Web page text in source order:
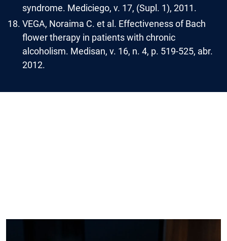
syndrome. Mediciego, v. 17, (Supl. 1), 2011.
VEGA, Noraima C. et al. Effectiveness of Bach
flower therapy in patients with chronic
alcoholism. Medisan, v. 16, n. 4, p. 519-525, abr.
2012.
Imagem de capa